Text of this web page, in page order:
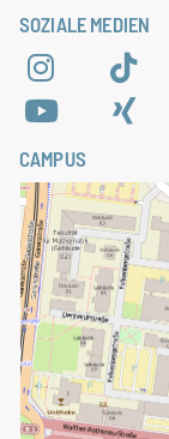
SOZIALE MEDIEN
CAMPUS